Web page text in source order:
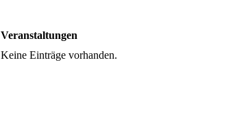
Veranstaltungen
Keine Einträge vorhanden.